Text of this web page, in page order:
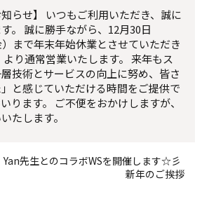
知らせ】 いつもご利用いただき、誠に
。 誠に勝手ながら、12月30日
）まで年末年始休業とさせていただき
より通常営業いたします。 来年もス
技術とサービスの向上に努め、皆さ
と感じていただける時間をご提供で
ります。 ご不便をおかけしますが、
たします。
先生とのコラボWSを開催します☆彡
新年のご挨拶